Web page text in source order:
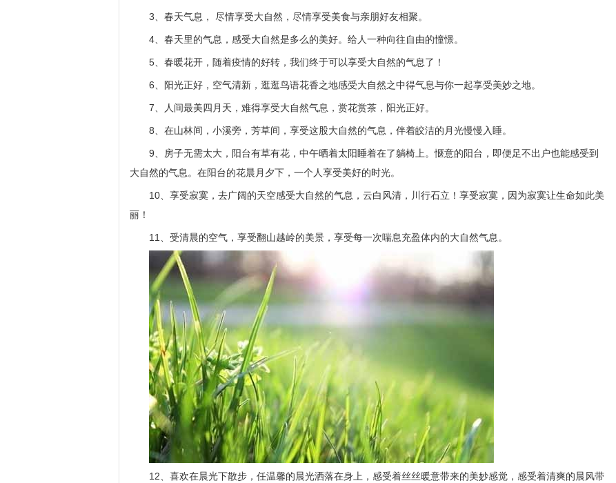
3、春天气息， 尽情享受大自然，尽情享受美食与亲朋好友相聚。
4、春天里的气息，感受大自然是多么的美好。给人一种向往自由的憧憬。
5、春暖花开，随着疫情的好转，我们终于可以享受大自然的气息了！
6、阳光正好，空气清新，逛逛鸟语花香之地感受大自然之中得气息与你一起享受美妙之地。
7、人间最美四月天，难得享受大自然气息，赏花赏茶，阳光正好。
8、在山林间，小溪旁，芳草间，享受这股大自然的气息，伴着皎洁的月光慢慢入睡。
9、房子无需太大，阳台有草有花，中午晒着太阳睡着在了躺椅上。惬意的阳台，即便足不出户也能感受到
大自然的气息。在阳台的花晨月夕下，一个人享受美好的时光。
10、享受寂寞，去广阔的天空感受大自然的气息，云白风清，川行石立！享受寂寞，因为寂寞让生命如此美
丽！
11、受清晨的空气，享受翻山越岭的美景，享受每一次喘息充盈体内的大自然气息。
12、喜欢在晨光下散步，任温馨的晨光洒落在身上，感受着丝丝暖意带来的美妙感觉，感受着清爽的晨风带